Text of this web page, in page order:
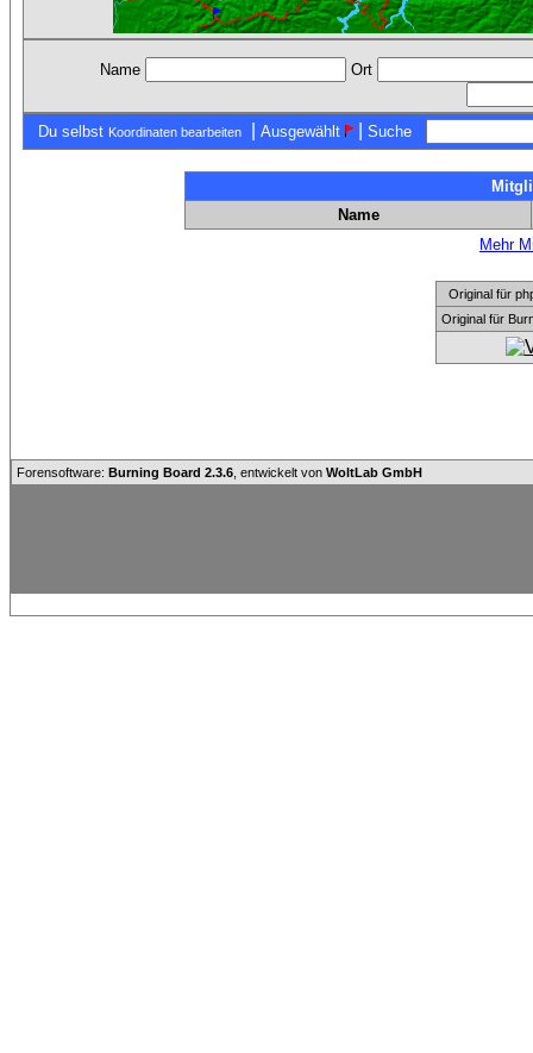
Name Ort
Du selbst Koordinaten bearbeiten Ausgewählt | Suche
Name
Mehr
Original für
Original für
Forensoftware: Burning Board 2.3.6 , entwickelt von WoltLab GmbH